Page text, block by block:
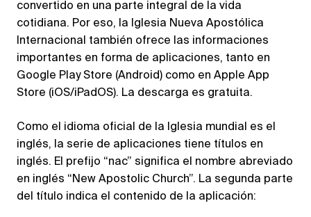
convertido en una parte integral de la vida
cotidiana. Por eso, la Iglesia Nueva Apostólica
Internacional también ofrece las informaciones
importantes en forma de aplicaciones, tanto en
Google Play Store (Android) como en Apple App
Store (iOS/iPadOS). La descarga es gratuita.
Como el idioma oficial de la Iglesia mundial es el
inglés, la serie de aplicaciones tiene títulos en
inglés. El prefijo “nac” significa el nombre abreviado
en inglés “New Apostolic Church”. La segunda parte
del título indica el contenido de la aplicación: